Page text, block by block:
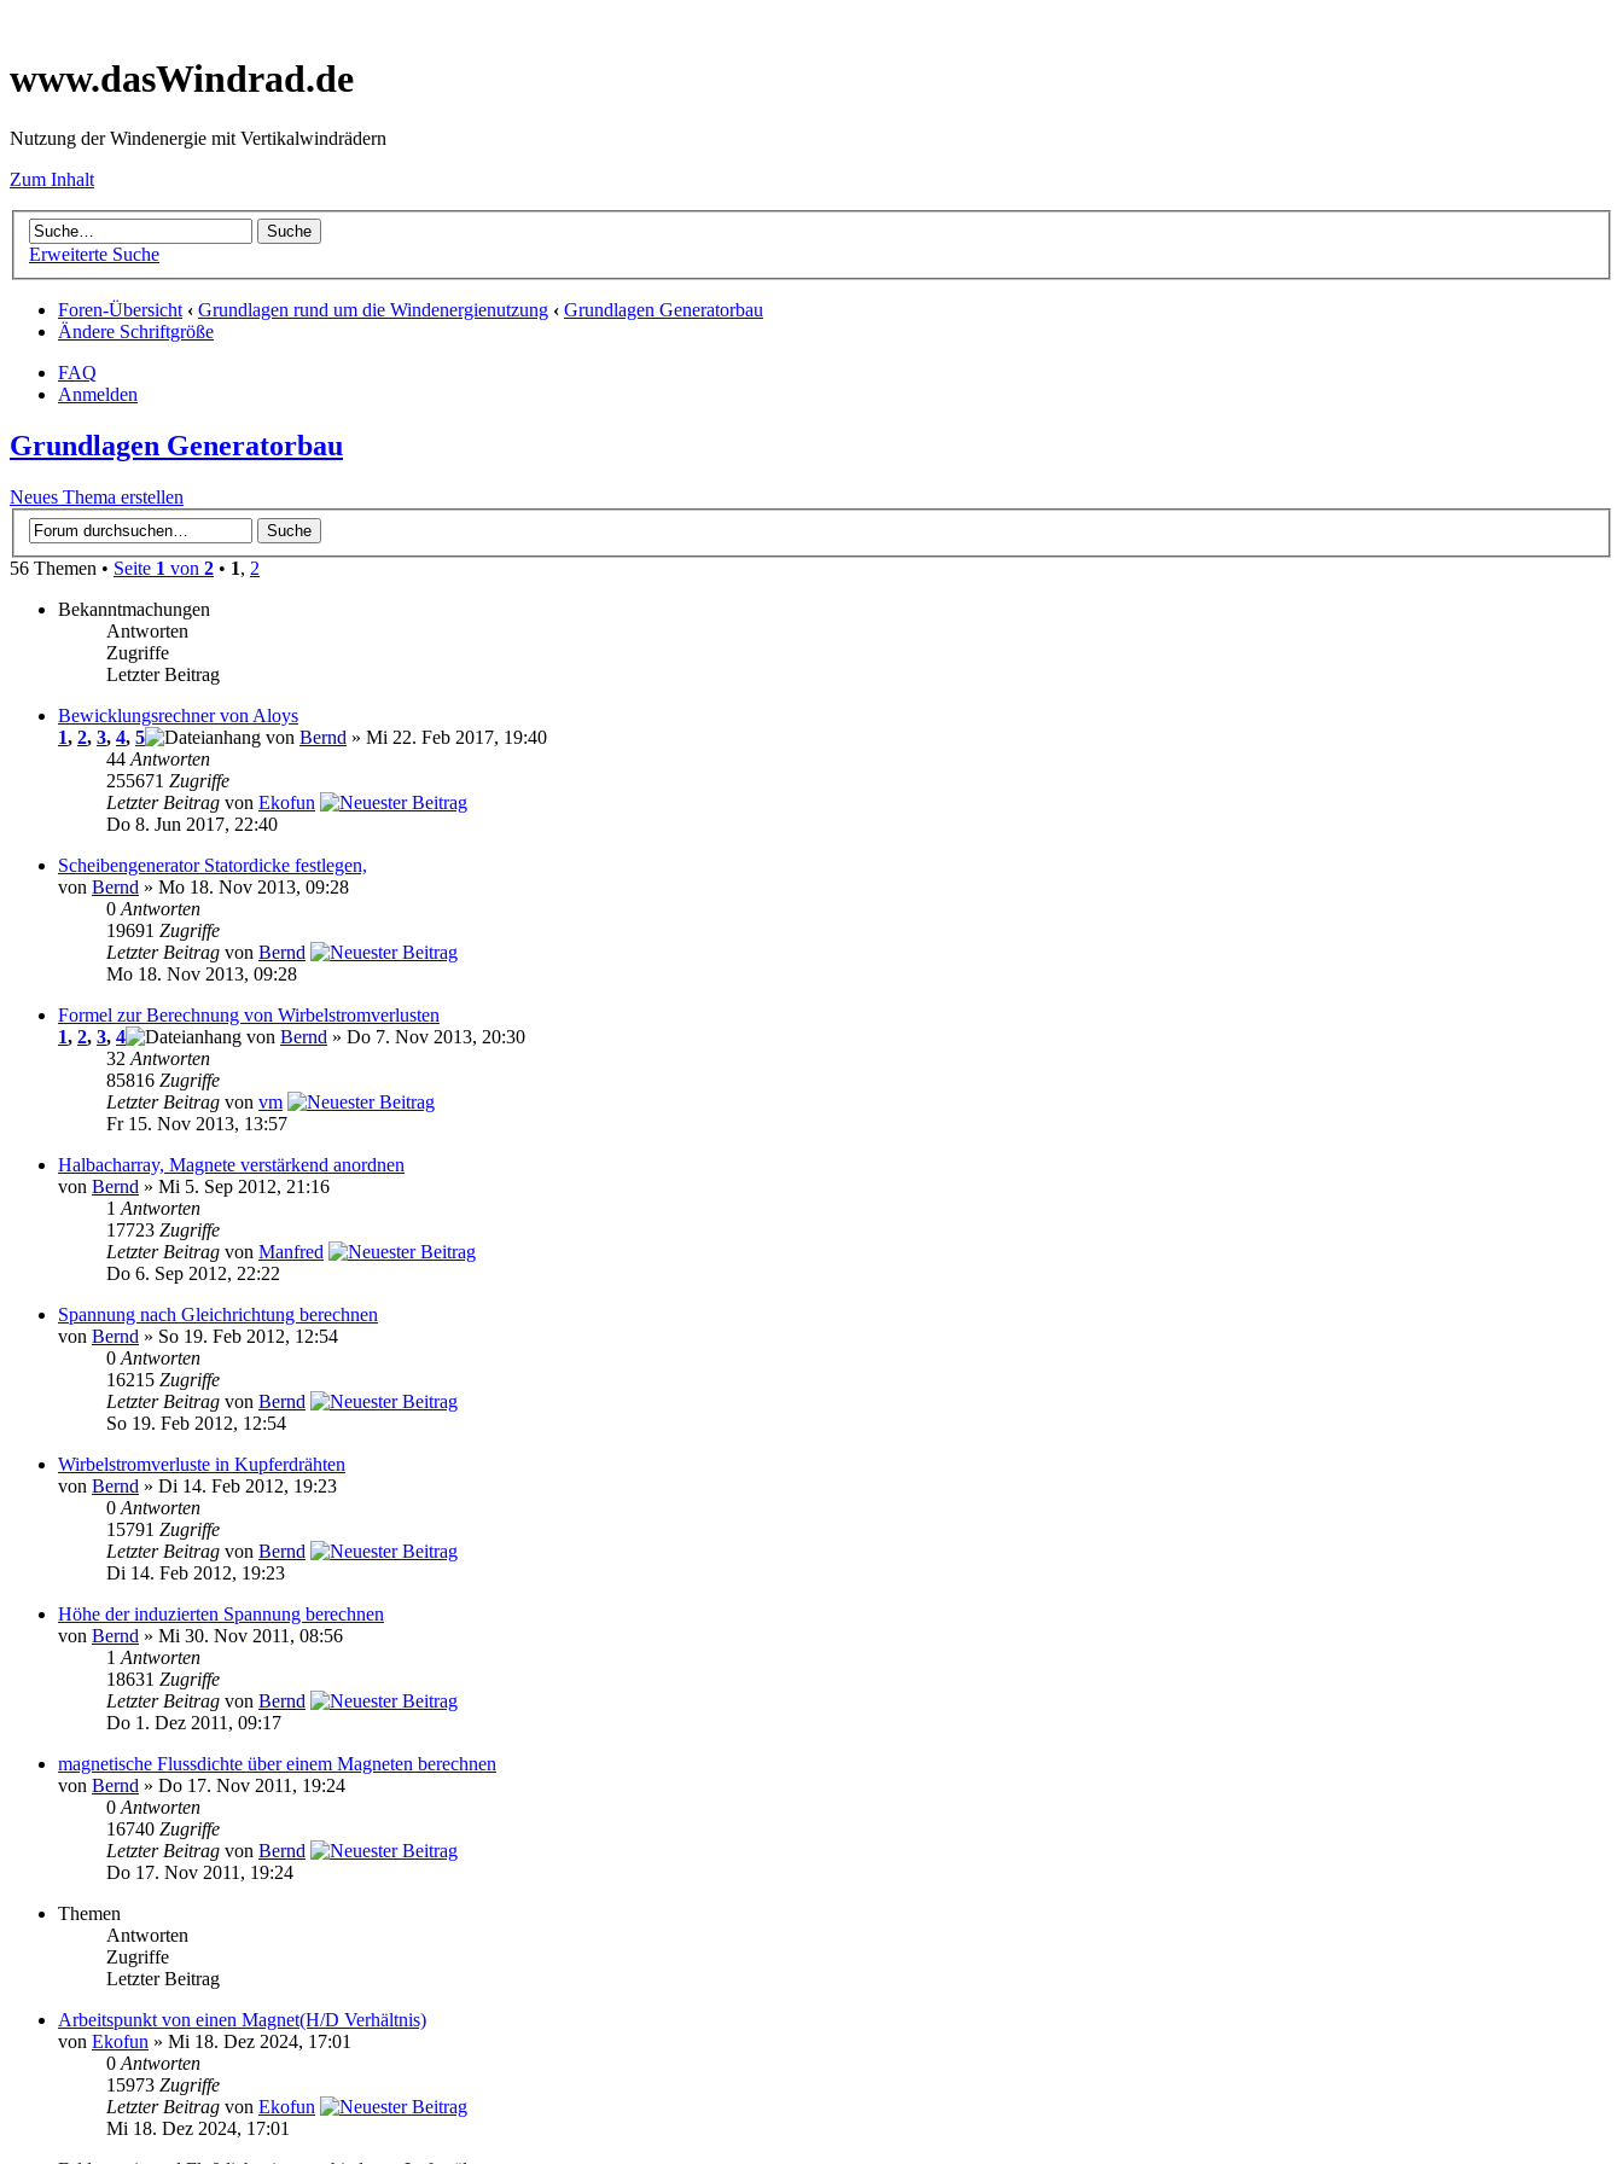
www.dasWindrad.de
Nutzung der Windenergie mit Vertikalwindrädern
Zum Inhalt
Erweiterte Suche
Foren-Übersicht ‹ Grundlagen rund um die Windenergienutzung ‹ Grundlagen Generatorbau
Ändere Schriftgröße
FAQ
Anmelden
Grundlagen Generatorbau
Neues Thema erstellen
56 Themen • Seite 1 von 2 • 1, 2
Bekanntmachungen
Antworten
Zugriffe
Letzter Beitrag
Bewicklungsrechner von Aloys
1, 2, 3, 4, 5 von Bernd » Mi 22. Feb 2017, 19:40
44 Antworten
255671 Zugriffe
Letzter Beitrag von Ekofun
Do 8. Jun 2017, 22:40
Scheibengenerator Statordicke festlegen,
von Bernd » Mo 18. Nov 2013, 09:28
0 Antworten
19691 Zugriffe
Letzter Beitrag von Bernd
Mo 18. Nov 2013, 09:28
Formel zur Berechnung von Wirbelstromverlusten
1, 2, 3, 4 von Bernd » Do 7. Nov 2013, 20:30
32 Antworten
85816 Zugriffe
Letzter Beitrag von vm
Fr 15. Nov 2013, 13:57
Halbacharray, Magnete verstärkend anordnen
von Bernd » Mi 5. Sep 2012, 21:16
1 Antworten
17723 Zugriffe
Letzter Beitrag von Manfred
Do 6. Sep 2012, 22:22
Spannung nach Gleichrichtung berechnen
von Bernd » So 19. Feb 2012, 12:54
0 Antworten
16215 Zugriffe
Letzter Beitrag von Bernd
So 19. Feb 2012, 12:54
Wirbelstromverluste in Kupferdrähten
von Bernd » Di 14. Feb 2012, 19:23
0 Antworten
15791 Zugriffe
Letzter Beitrag von Bernd
Di 14. Feb 2012, 19:23
Höhe der induzierten Spannung berechnen
von Bernd » Mi 30. Nov 2011, 08:56
1 Antworten
18631 Zugriffe
Letzter Beitrag von Bernd
Do 1. Dez 2011, 09:17
magnetische Flussdichte über einem Magneten berechnen
von Bernd » Do 17. Nov 2011, 19:24
0 Antworten
16740 Zugriffe
Letzter Beitrag von Bernd
Do 17. Nov 2011, 19:24
Themen
Antworten
Zugriffe
Letzter Beitrag
Arbeitspunkt von einen Magnet(H/D Verhältnis)
von Ekofun » Mi 18. Dez 2024, 17:01
0 Antworten
15973 Zugriffe
Letzter Beitrag von Ekofun
Mi 18. Dez 2024, 17:01